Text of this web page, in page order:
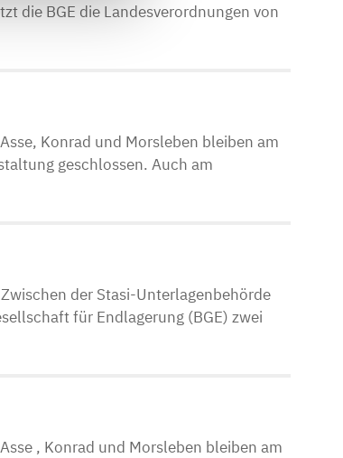
die BGE die Landesverordnungen von
Konrad und Morsleben bleiben am
geschlossen. Auch am
der Stasi-Unterlagenbehörde
für Endlagerung (BGE) zwei
, Konrad und Morsleben bleiben am